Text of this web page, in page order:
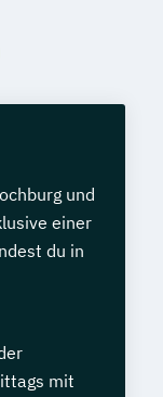
und
einer
du in
mit